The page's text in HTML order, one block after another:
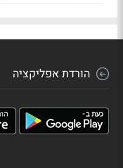
הורדת אפליקציה